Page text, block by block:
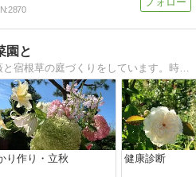
2870
園と
北海道の小さな町で、薔薇と宿根草の庭づくりをしています。時どき猫も登場します。
り作り・立秋 健康診断